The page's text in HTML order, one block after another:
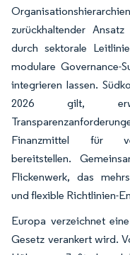
zurückhaltender
durch sektorale
modulare Governance-
integrieren lassen.
2026 gilt,
Finanzmittel für
bereitstellen.
Flickenwerk, das
und flexible Richtlinien-
Europa verzeichnet
Gesetz verankert wird.